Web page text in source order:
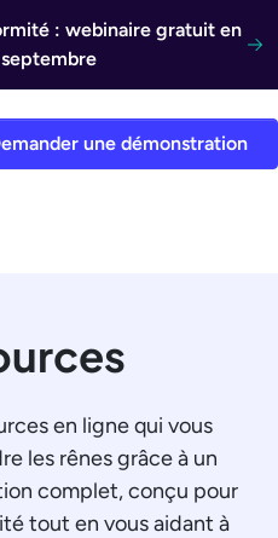
: webinaire gratuit en
une démonstration
en ligne qui vous
les rênes grâce à un
complet, conçu pour
tout en vous aidant à